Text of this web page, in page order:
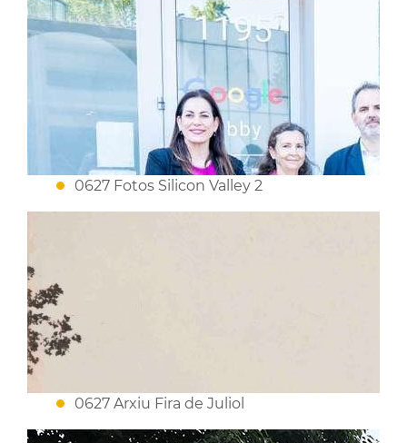
0627 Fotos Silicon Valley 2
0627 Arxiu Fira de Juliol